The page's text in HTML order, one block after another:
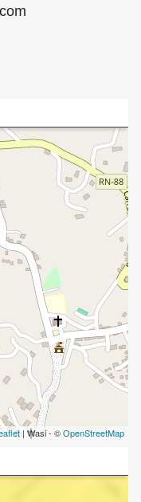
| Wasi - ©OpenStreetMap